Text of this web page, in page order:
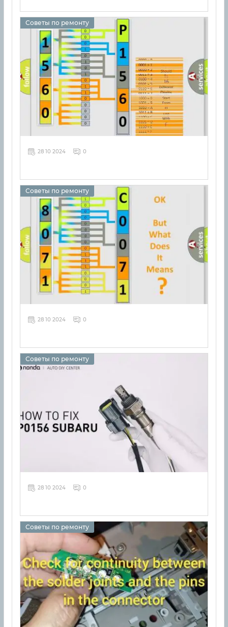
Советы по ремонту
28 10 2024 0
Советы по ремонту
28 10 2024 0
Советы по ремонту
28 10 2024 0
Советы по ремонту